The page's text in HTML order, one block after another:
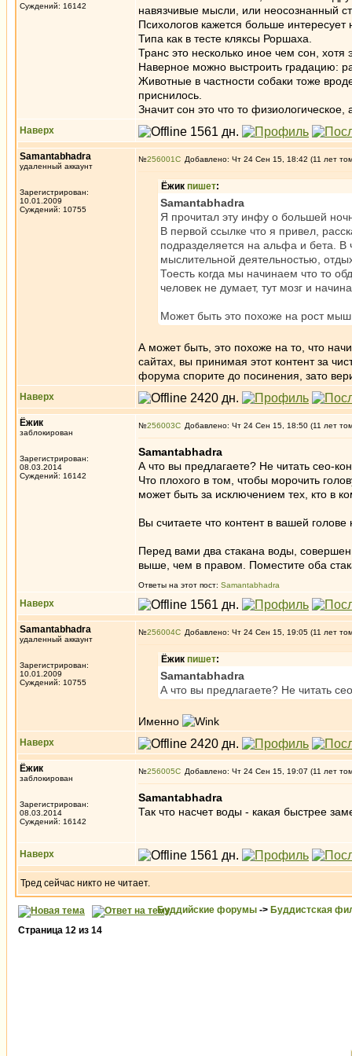
Суждений: 16142
навязчивые мысли, или неосознанный
Психологов кажется больше
Типа как в тесте кляксы Роршаха.
Транс это несколько иное чем сон, хотя
Наверное можно выстроить градацию:
Животные в частности собаки тоже
приснилось.
Значит сон это что то
Наверх
Samantabhadra
удаленный аккаунт
Зарегистрирован:
10.01.2009
Суждений: 10755
№256001 Добавлено: Чт 24 Сен 15, 18:42 (11 лет
Ёжик пишет:
Samantabhadra
Я прочитал эту инфу о большей
В первой ссылке что я привел,
подразделяется на альфа и бета. В
мыслительной деятельностью,
Тоесть когда мы начинаем что то
человек не думает, тут мозг и
Может быть это похоже на рост
А может быть, это похоже на то, что
сайтах, вы принимая этот контент за
форума спорите до посинения, зато
Наверх
Ёжик
заблокирован
Зарегистрирован:
08.03.2014
Суждений: 16142
№256003 Добавлено: Чт 24 Сен 15, 18:50 (11 лет
Samantabhadra
А что вы предлагаете? Не читать сео-
Что плохого в том, чтобы морочить
может быть за исключением тех, кто в
Вы считаете что контент в вашей голове
Перед вами два стакана воды,
выше, чем в правом. Поместите оба
Ответы на этот пост: Samantabhadra
Наверх
Samantabhadra
удаленный аккаунт
Зарегистрирован:
10.01.2009
Суждений: 10755
№256004 Добавлено: Чт 24 Сен 15, 19:05 (11 лет
Ёжик пишет:
Samantabhadra
А что вы предлагаете? Не читать
Именно
Наверх
Ёжик
заблокирован
Зарегистрирован:
08.03.2014
Суждений: 16142
№256005 Добавлено: Чт 24 Сен 15, 19:07 (11 лет
Samantabhadra
Так что насчет воды - какая быстрее
Наверх
Тред сейчас никто не читает.
Буддийские форумы -> Буддистская
Страница 12 из 14